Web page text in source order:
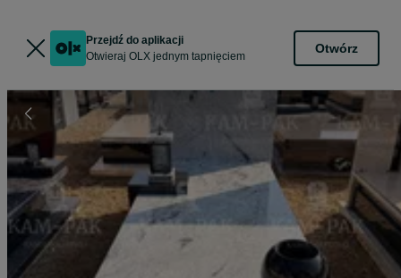
Przejdź do aplikacji
Otwieraj OLX jednym tapnięciem
Otwórz